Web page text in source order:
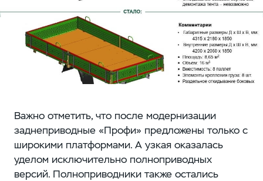
Важно отметить, что после модернизации
заднеприводные «Профи» предложены только с
широкими платформами. А узкая оказалась
уделом исключительно полноприводных
версий. Полноприводники также остались